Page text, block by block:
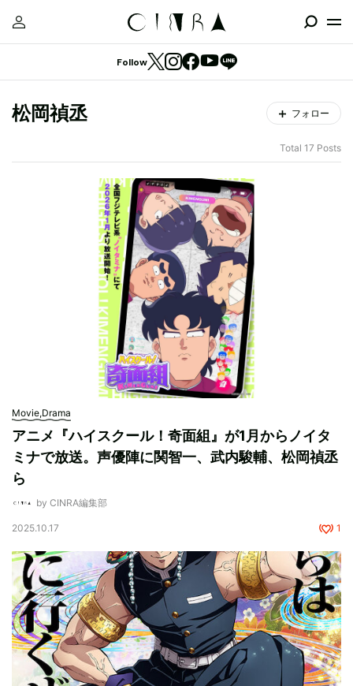
Follow
松岡禎丞 フォロー
Total 17 Posts
Movie,Drama
アニメ『ハイスクール！奇面組』が1月からノイタ
ミナで放送。声優陣に関智一、武内駿輔、松岡禎丞
ら
by CINRA編集部
2025.10.17 1